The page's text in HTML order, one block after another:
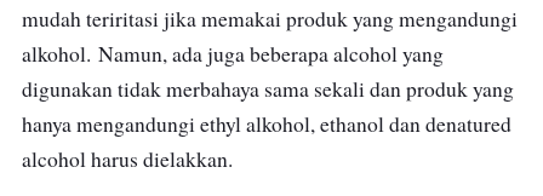
mudah teriritasi jika memakai produk yang mengandungi
alkohol. Namun, ada juga beberapa alcohol yang
digunakan tidak merbahaya sama sekalidan produk yang
hanya mengandungiethyl alkohol, ethanol dan denatured
alcohol harus dielakkan.